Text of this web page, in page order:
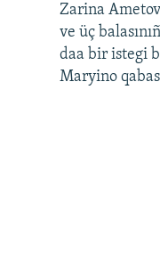
Zarina
ve üç
daa bir istegi
Maryino